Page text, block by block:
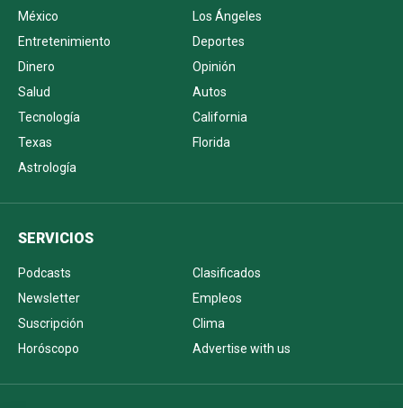
México
Los Ángeles
Entretenimiento
Deportes
Dinero
Opinión
Salud
Autos
Tecnología
California
Texas
Florida
Astrología
SERVICIOS
Podcasts
Clasificados
Newsletter
Empleos
Suscripción
Clima
Horóscopo
Advertise with us